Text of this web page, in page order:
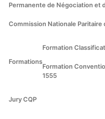
Permanente de Négociation et
Commission Nationale Paritaire
Formations
Formation
Formation
1555
Jury CQP